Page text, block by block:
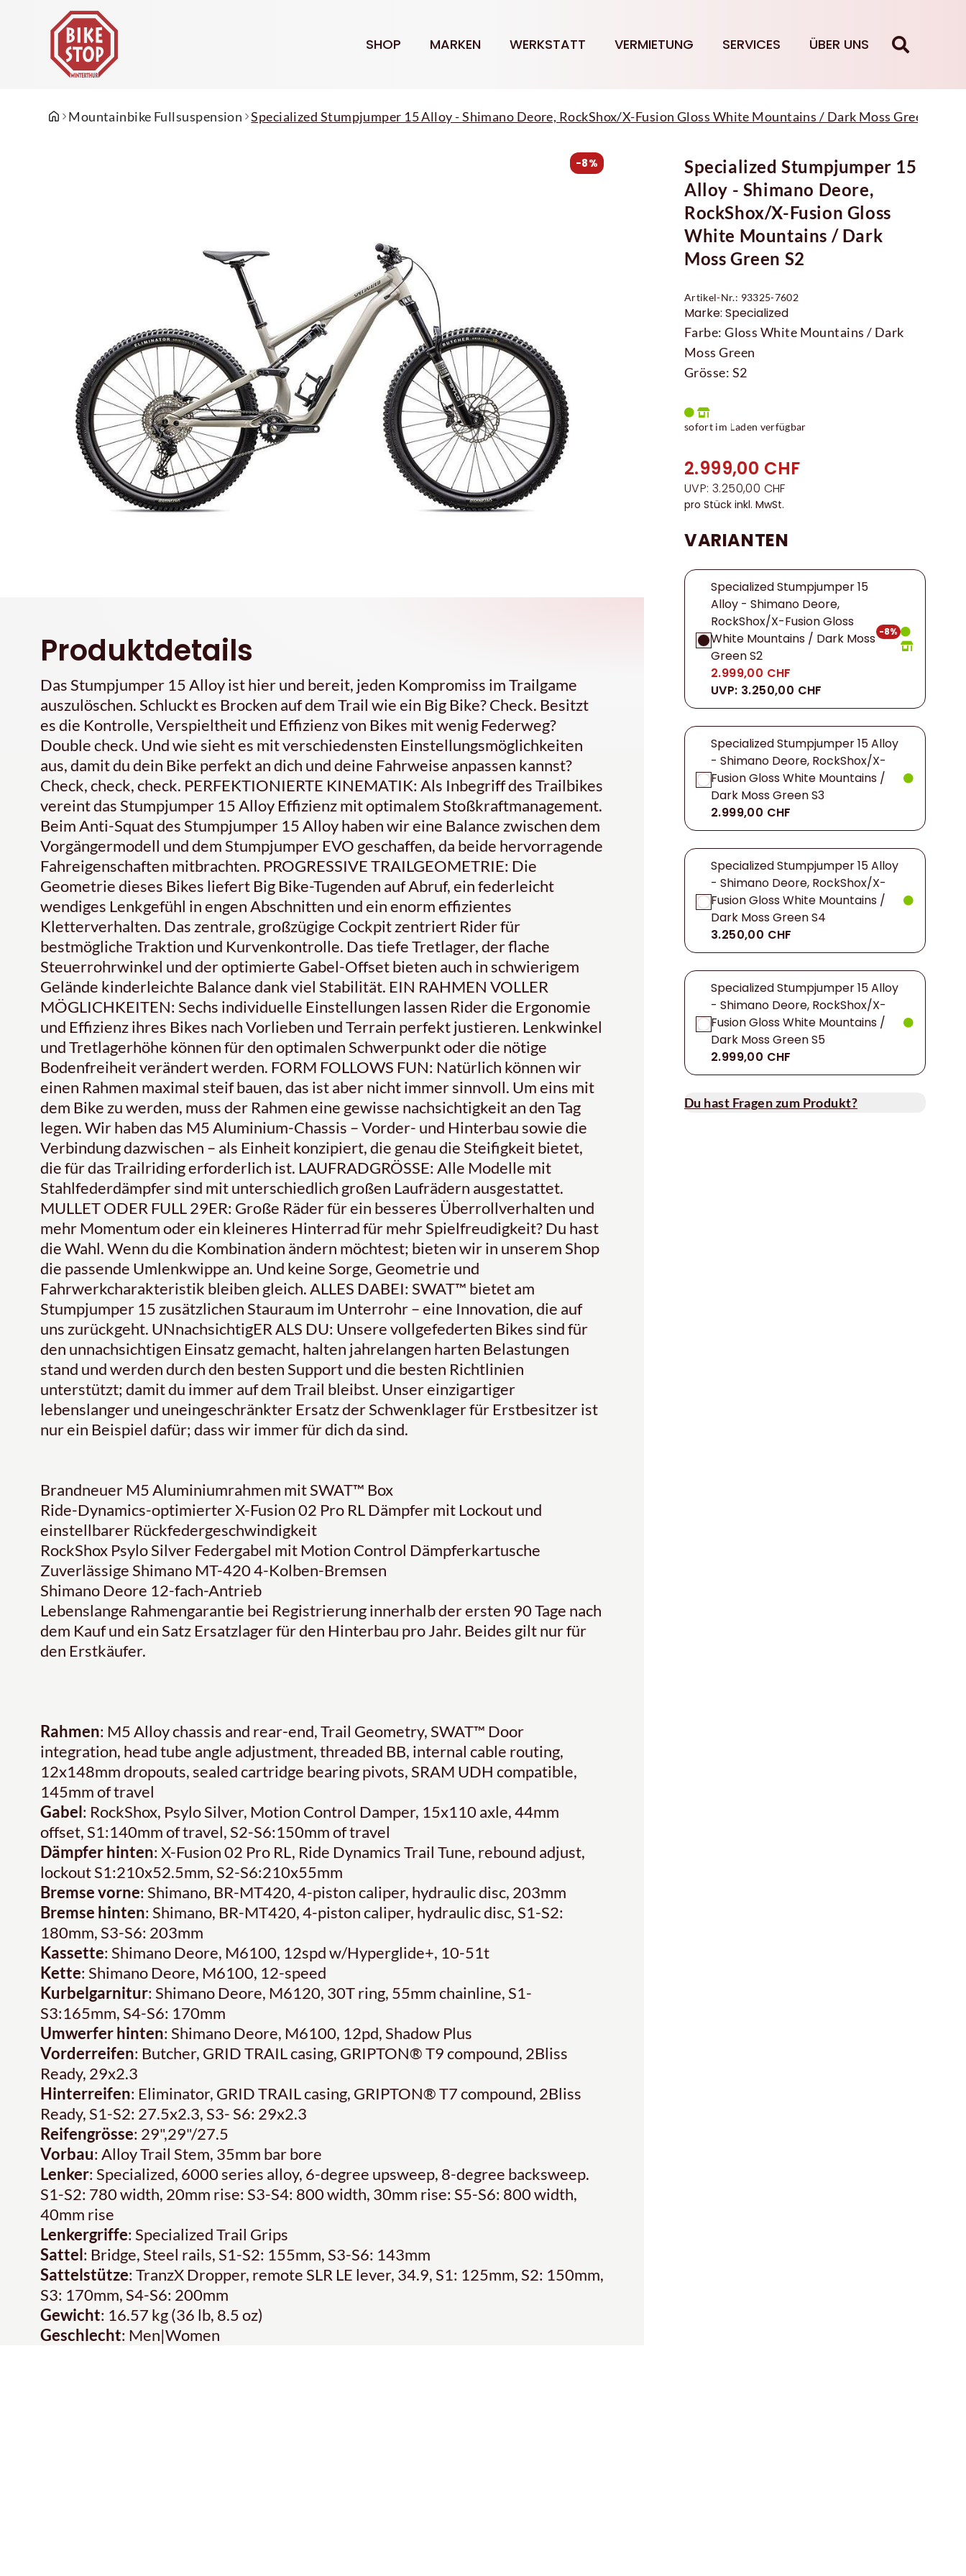
SHOP MARKEN WERKSTATT VERMIETUNG SERVICES ÜBER UNS
Mountainbike Fullsuspension Specialized Stumpjumper 15 Alloy - Shimano Deore, RockShox/X-Fusion Gloss White Mountains / Dark Moss Green S2
-8%
Produktdetails
Das Stumpjumper 15 Alloy ist hier und bereit, jeden Kompromiss im Trailgame
auszulöschen. Schluckt es Brocken auf dem Trail wie ein Big Bike? Check. Besitzt
es die Kontrolle, Verspieltheit und Effizienz von Bikes mit wenig Federweg?
Double check. Und wie sieht es mit verschiedensten Einstellungsmöglichkeiten
aus, damit du dein Bike perfekt an dich und deine Fahrweise anpassen kannst?
Check, check, check. PERFEKTIONIERTE KINEMATIK: Als Inbegriff des Trailbikes
vereint das Stumpjumper 15 Alloy Effizienz mit optimalem Stoßkraftmanagement.
Beim Anti-Squat des Stumpjumper 15 Alloy haben wir eine Balance zwischen dem
Vorgängermodell und dem Stumpjumper EVO geschaffen, da beide hervorragende
Fahreigenschaften mitbrachten. PROGRESSIVE TRAILGEOMETRIE: Die
Geometrie dieses Bikes liefert Big Bike-Tugenden auf Abruf, ein federleicht
wendiges Lenkgefühl in engen Abschnitten und ein enorm effizientes
Kletterverhalten. Das zentrale, großzügige Cockpit zentriert Rider für
bestmögliche Traktion und Kurvenkontrolle. Das tiefe Tretlager, der flache
Steuerrohrwinkel und der optimierte Gabel-Offset bieten auch in schwierigem
Gelände kinderleichte Balance dank viel Stabilität. EIN RAHMEN VOLLER
MÖGLICHKEITEN: Sechs individuelle Einstellungen lassen Rider die Ergonomie
und Effizienz ihres Bikes nach Vorlieben und Terrain perfekt justieren. Lenkwinkel
und Tretlagerhöhe können für den optimalen Schwerpunkt oder die nötige
Bodenfreiheit verändert werden. FORM FOLLOWS FUN: Natürlich können wir
einen Rahmen maximal steif bauen, das ist aber nicht immer sinnvoll. Um eins mit
dem Bike zu werden, muss der Rahmen eine gewisse nachsichtigkeit an den Tag
legen. Wir haben das M5 Aluminium-Chassis – Vorder- und Hinterbau sowie die
Verbindung dazwischen – als Einheit konzipiert, die genau die Steifigkeit bietet,
die für das Trailriding erforderlich ist. LAUFRADGRÖSSE: Alle Modelle mit
Stahlfederdämpfer sind mit unterschiedlich großen Laufrädern ausgestattet.
MULLET ODER FULL 29ER: Große Räder für ein besseres Überrollverhalten und
mehr Momentum oder ein kleineres Hinterrad für mehr Spielfreudigkeit? Du hast
die Wahl. Wenn du die Kombination ändern möchtest; bieten wir in unserem Shop
die passende Umlenkwippe an. Und keine Sorge, Geometrie und
Fahrwerkcharakteristik bleiben gleich. ALLES DABEI: SWAT™ bietet am
Stumpjumper 15 zusätzlichen Stauraum im Unterrohr – eine Innovation, die auf
uns zurückgeht. UNnachsichtigER ALS DU: Unsere vollgefederten Bikes sind für
den unnachsichtigen Einsatz gemacht, halten jahrelangen harten Belastungen
stand und werden durch den besten Support und die besten Richtlinien
unterstützt; damit du immer auf dem Trail bleibst. Unser einzigartiger
lebenslanger und uneingeschränkter Ersatz der Schwenklager für Erstbesitzer ist
nur ein Beispiel dafür; dass wir immer für dich da sind.
Brandneuer M5 Aluminiumrahmen mit SWAT™ Box
Ride-Dynamics-optimierter X-Fusion 02 Pro RL Dämpfer mit Lockout und
einstellbarer Rückfedergeschwindigkeit
RockShox Psylo Silver Federgabel mit Motion Control Dämpferkartusche
Zuverlässige Shimano MT-420 4-Kolben-Bremsen
Shimano Deore 12-fach-Antrieb
Lebenslange Rahmengarantie bei Registrierung innerhalb der ersten 90 Tage nach
dem Kauf und ein Satz Ersatzlager für den Hinterbau pro Jahr. Beides gilt nur für
den Erstkäufer.
Rahmen: M5 Alloy chassis and rear-end, Trail Geometry, SWAT™ Door
integration, head tube angle adjustment, threaded BB, internal cable routing,
12x148mm dropouts, sealed cartridge bearing pivots, SRAM UDH compatible,
145mm of travel
Gabel: RockShox, Psylo Silver, Motion Control Damper, 15x110 axle, 44mm
offset, S1:140mm of travel, S2-S6:150mm of travel
Dämpfer hinten: X-Fusion 02 Pro RL, Ride Dynamics Trail Tune, rebound adjust,
lockout S1:210x52.5mm, S2-S6:210x55mm
Bremse vorne: Shimano, BR-MT420, 4-piston caliper, hydraulic disc, 203mm
Bremse hinten: Shimano, BR-MT420, 4-piston caliper, hydraulic disc, S1-S2:
180mm, S3-S6: 203mm
Kassette: Shimano Deore, M6100, 12spd w/Hyperglide+, 10-51t
Kette: Shimano Deore, M6100, 12-speed
Kurbelgarnitur: Shimano Deore, M6120, 30T ring, 55mm chainline, S1-
S3:165mm, S4-S6: 170mm
Umwerfer hinten: Shimano Deore, M6100, 12pd, Shadow Plus
Vorderreifen: Butcher, GRID TRAIL casing, GRIPTON® T9 compound, 2Bliss
Ready, 29x2.3
Hinterreifen: Eliminator, GRID TRAIL casing, GRIPTON® T7 compound, 2Bliss
Ready, S1-S2: 27.5x2.3, S3- S6: 29x2.3
Reifengrösse: 29",29"/27.5
Vorbau: Alloy Trail Stem, 35mm bar bore
Lenker: Specialized, 6000 series alloy, 6-degree upsweep, 8-degree backsweep.
S1-S2: 780 width, 20mm rise: S3-S4: 800 width, 30mm rise: S5-S6: 800 width,
40mm rise
Lenkergriffe: Specialized Trail Grips
Sattel: Bridge, Steel rails, S1-S2: 155mm, S3-S6: 143mm
Sattelstütze: TranzX Dropper, remote SLR LE lever, 34.9, S1: 125mm, S2: 150mm,
S3: 170mm, S4-S6: 200mm
Gewicht: 16.57 kg (36 lb, 8.5 oz)
Geschlecht: Men|Women
Specialized Stumpjumper 15
Alloy - Shimano Deore,
RockShox/X-Fusion Gloss
White Mountains / Dark
Moss Green S2
Artikel-Nr.: 93325-7602
Marke: Specialized
Farbe: Gloss White Mountains / Dark
Moss Green
Grösse: S2
sofort im Laden verfügbar
2.999,00 CHF
UVP: 3.250,00 CHF
pro Stück inkl. MwSt.
VARIANTEN
Specialized Stumpjumper 15
Alloy - Shimano Deore,
RockShox/X-Fusion Gloss
White Mountains / Dark Moss
Green S2
2.999,00 CHF
UVP: 3.250,00 CHF
-8%
Specialized Stumpjumper 15 Alloy
- Shimano Deore, RockShox/X-
Fusion Gloss White Mountains /
Dark Moss Green S3
2.999,00 CHF
Specialized Stumpjumper 15 Alloy
- Shimano Deore, RockShox/X-
Fusion Gloss White Mountains /
Dark Moss Green S4
3.250,00 CHF
Specialized Stumpjumper 15 Alloy
- Shimano Deore, RockShox/X-
Fusion Gloss White Mountains /
Dark Moss Green S5
2.999,00 CHF
Du hast Fragen zum Produkt?